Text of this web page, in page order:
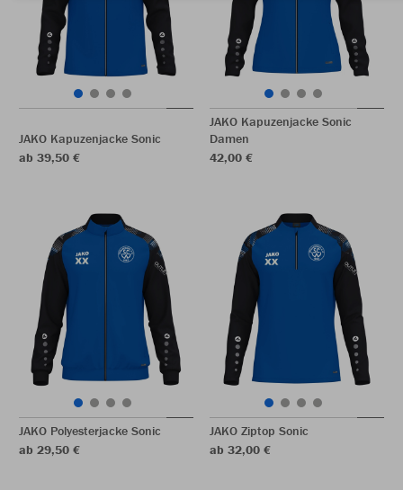
JAKO Kapuzenjacke Sonic
ab 39,50 €
JAKO Kapuzenjacke Sonic
Damen
42,00 €
JAKO Polyesterjacke Sonic
ab 29,50 €
JAKO Ziptop Sonic
ab 32,00 €